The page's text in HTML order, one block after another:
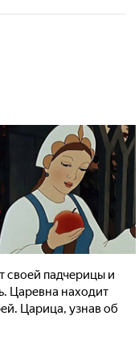
своей падчерицы и
Царевна находит
Царица, узнав об